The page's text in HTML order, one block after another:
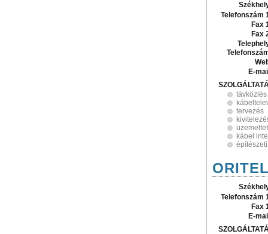
Telefonszám
Fax
Fax
E-
távközlés
tervezés
kábel
Telefonszám
Fax
E-